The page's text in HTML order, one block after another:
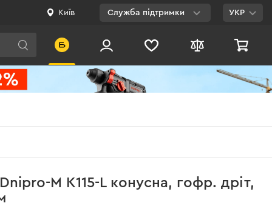
Київ Служба підтримки
Viber
Безкоштовно по
УКР
M К115-L конусна, гофр. дріт,